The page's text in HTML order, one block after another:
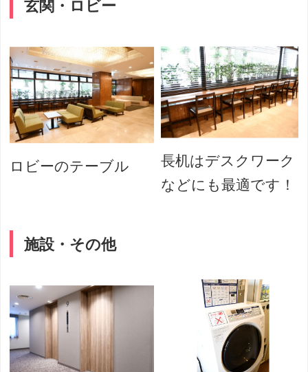
玄関・ロビー
ロビーのテーブル
長机はデスクワーク
などにも最適です！
施設・その他